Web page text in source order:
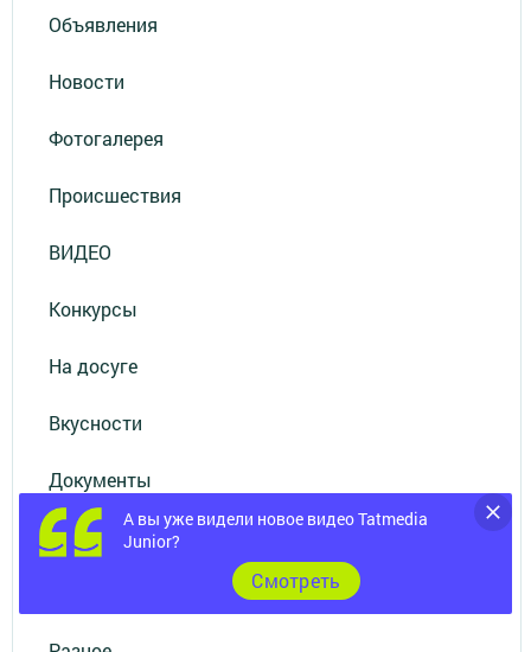
Объявления
Новости
Фотогалерея
Происшествия
ВИДЕО
Конкурсы
На досуге
Вкусности
Документы
Справочник
А вы уже видели новое видео Tatmedia
Junior?
Cмотреть